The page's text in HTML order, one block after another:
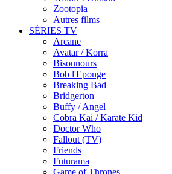
Zootopia
Autres films
SÉRIES TV
Arcane
Avatar / Korra
Bisounours
Bob l'Eponge
Breaking Bad
Bridgerton
Buffy / Angel
Cobra Kai / Karate Kid
Doctor Who
Fallout (TV)
Friends
Futurama
Game of Thrones